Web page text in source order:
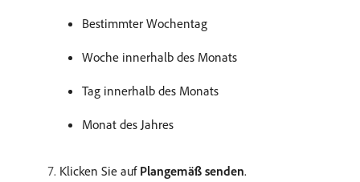
Bestimmter Wochentag
Woche innerhalb des Monats
Tag innerhalb des Monats
Monat des Jahres
Klicken Sie auf Plangemäß senden.